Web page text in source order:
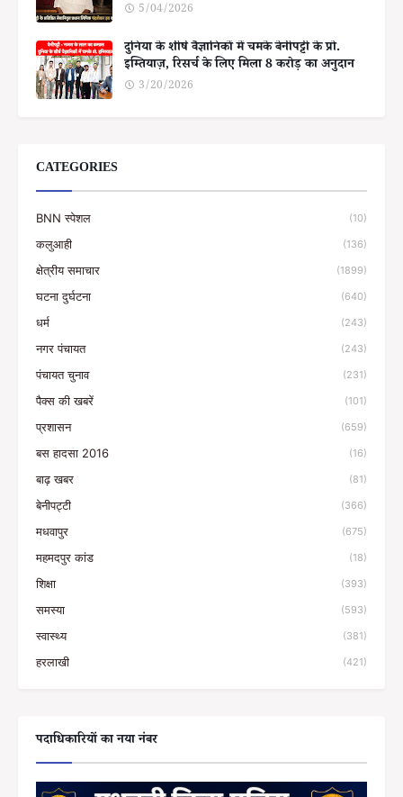
5/04/2026
दुनिया के शीर्ष वैज्ञानिकों में चमके बेनीपट्टी के प्रो.
इम्तियाज़, रिसर्च के लिए मिला 8 करोड़ का अनुदान
3/20/2026
CATEGORIES
BNN स्पेशल (10)
कलुआही (136)
क्षेत्रीय समाचार (1899)
घटना दुर्घटना (640)
धर्म (243)
नगर पंचायत (243)
पंचायत चुनाव (231)
पैक्स की खबरें (101)
प्रशासन (659)
बस हादसा 2016 (16)
बाढ़ खबर (81)
बेनीपट्टी (366)
मधवापुर (675)
महमदपुर कांड (18)
शिक्षा (393)
समस्या (593)
स्वास्थ्य (381)
हरलाखी (421)
पदाधिकारियों का नया नंबर